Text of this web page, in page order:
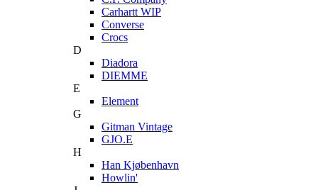
Carhartt WIP
Converse
Crocs
D
Diadora
DIEMME
E
Element
G
Gitman Vintage
GJO.E
H
Han Kjøbenhavn
Howlin'